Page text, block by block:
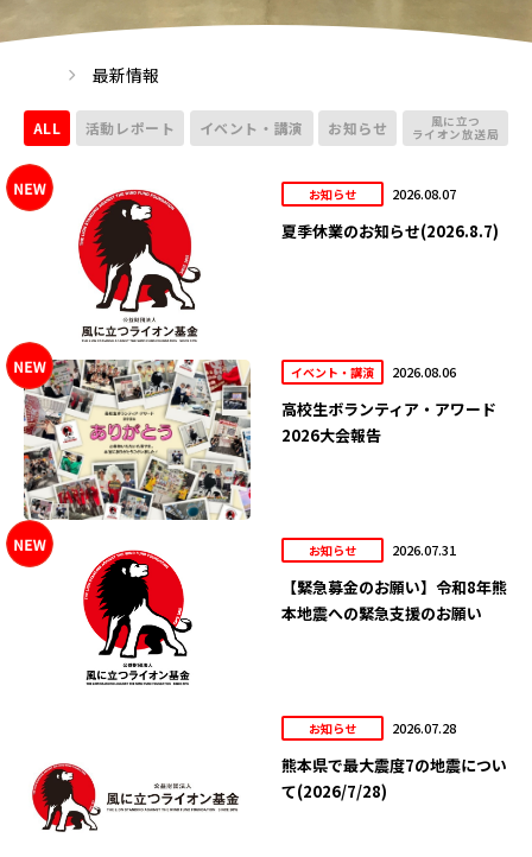
最新情報
ALL 活動レポート イベント・講演 お知らせ 風に立つ
ライオン放送局
お知らせ 2026.08.07
夏季休業のお知らせ(2026.8.7)
イベント・講演 2026.08.06
高校生ボランティア・アワード
2026大会報告
お知らせ 2026.07.31
【緊急募金のお願い】令和8年熊
本地震への緊急支援のお願い
お知らせ 2026.07.28
熊本県で最大震度7の地震につい
て(2026/7/28)